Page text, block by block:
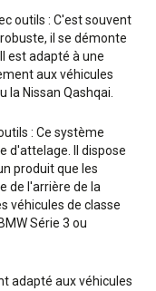
outils : C'est souvent
il se démonte
est adapté à une
aux véhicules
la Nissan Qashqai.
: Ce système
d'attelage. Il dispose
produit que les
de l'arrière de la
véhicules de classe
Série 3 ou
adapté aux véhicules